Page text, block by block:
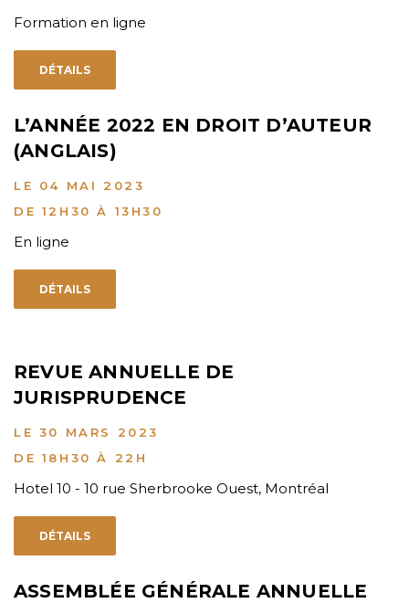
Formation en ligne
DÉTAILS
L’ANNÉE 2022 EN DROIT D’AUTEUR
(ANGLAIS)
LE 04 MAI 2023
DE 12H30 À 13H30
En ligne
DÉTAILS
REVUE ANNUELLE DE
JURISPRUDENCE
LE 30 MARS 2023
DE 18H30 À 22H
Hotel 10 - 10 rue Sherbrooke Ouest, Montréal
DÉTAILS
ASSEMBLÉE GÉNÉRALE ANNUELLE